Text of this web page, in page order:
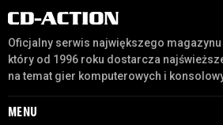
Oficjalny serwis największego
który od 1996 roku dostarcza
na temat gier komputerowych i
MENU